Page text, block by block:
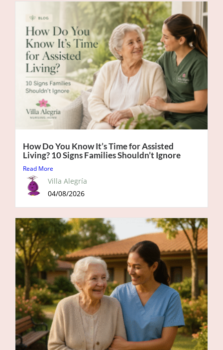
How Do You Know It’s Time for Assisted
Living? 10 Signs Families Shouldn’t Ignore
Read More
Villa Alegría
04/08/2026